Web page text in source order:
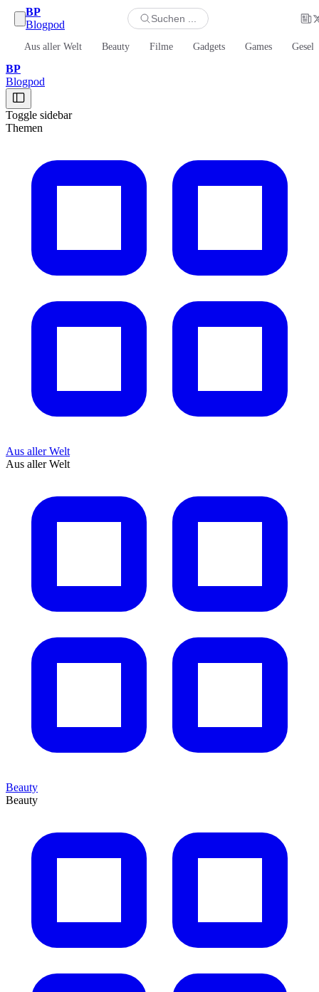
BP
Blogpod
Suchen ...
Aus aller Welt Beauty Filme Gadgets Games
BP
Blogpod
Toggle sidebar
Themen
Aus aller Welt
Aus aller Welt
Beauty
Beauty